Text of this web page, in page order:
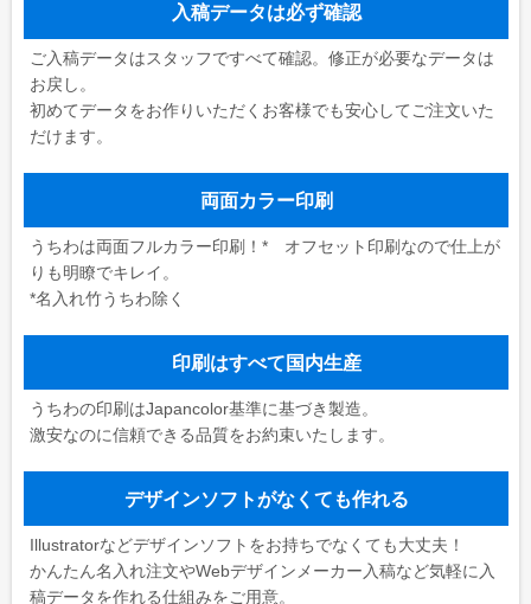
入稿データは必ず確認
ご入稿データはスタッフですべて確認。修正が必要なデータは
お戻し。
初めてデータをお作りいただくお客様でも安心してご注文いた
だけます。
両面カラー印刷
うちわは両面フルカラー印刷！* オフセット印刷なので仕上が
りも明瞭でキレイ。
*名入れ竹うちわ除く
印刷はすべて国内生産
うちわの印刷はJapancolor基準に基づき製造。
激安なのに信頼できる品質をお約束いたします。
デザインソフトがなくても作れる
Illustratorなどデザインソフトをお持ちでなくても大丈夫！
かんたん名入れ注文やWebデザインメーカー入稿など気軽に入
稿データを作れる仕組みをご用意。